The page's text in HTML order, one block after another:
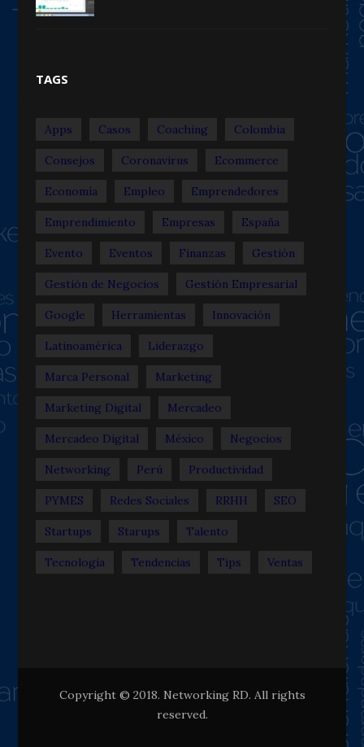
TAGS
Apps Casos Coaching Colombia
Consejos Coronavirus Ecommerce
Economía Empleo Emprendedores
Emprendimiento Empresas España
Evento Eventos Finanzas Gestión
Gestión de Negocios Gestión Empresarial
Google Herramientas Innovación
Latinoamérica Liderazgo
Marca Personal Marketing
Marketing Digital Mercadeo
Mercadeo Digital México Negocios
Networking Perú Productividad
PYMES Redes Sociales RRHH SEO
Startups Starups Talento
Tecnología Tendencias Tips Ventas
Copyright © 2018. Networking RD. All rights
reserved.